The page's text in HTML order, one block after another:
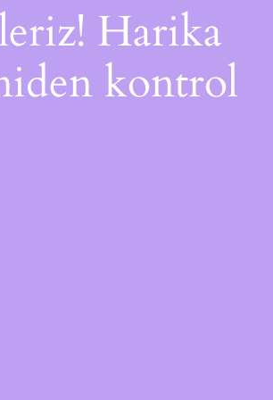
Harika
kontrol